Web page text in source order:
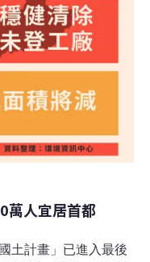
、「生態旅遊」三大
新增城鄉發展用地總
級產業用地351公頃、
萬人宜居首都
土計畫」已進入最後